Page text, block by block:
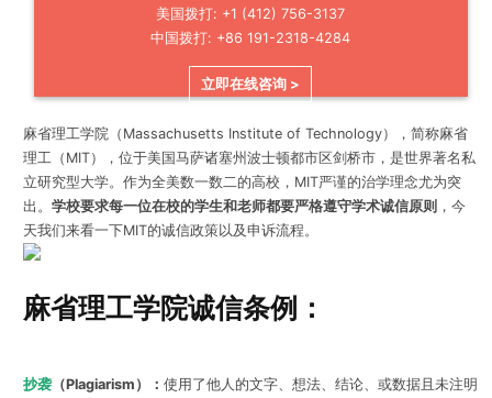
美国拨打: +1 (412) 756-3137
中国拨打: +86 191-2318-4284
立即在线咨询 >
麻省理工学院（Massachusetts Institute of Technology），简称麻省
理工（MIT），位于美国马萨诸塞州波士顿都市区剑桥市，是世界著名私
立研究型大学。作为全美数一数二的高校，MIT严谨的治学理念尤为突
出。 学校要求每一位在校的学生和老师都要严格遵守学术诚信原则 ，今
天我们来看一下MIT的诚信政策以及申诉流程。
麻省理工学院诚信条例：
抄袭（Plagiarism）： 使用了他人的文字、想法、结论、或数据且未注明